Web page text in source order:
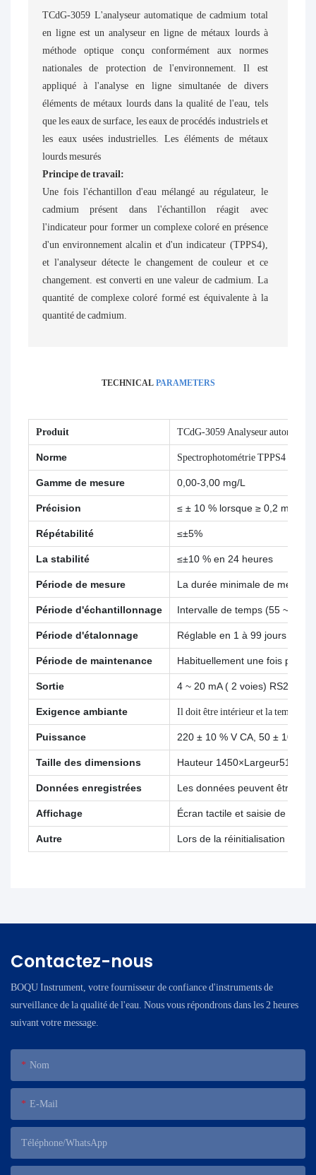
TCdG-3059 L'analyseur automatique de cadmium total
en ligne est un analyseur en ligne de métaux lourds à
méthode optique conçu conformément aux normes
nationales de protection de l'environnement. Il est
appliqué à l'analyse en ligne simultanée de divers
éléments de métaux lourds dans la qualité de l'eau, tels
que les eaux de surface, les eaux de procédés industriels et
les eaux usées industrielles. Les éléments de métaux
lourds mesurés
Principe de travail:
Une fois l'échantillon d'eau mélangé au régulateur, le
cadmium présent dans l'échantillon réagit avec
l'indicateur pour former un complexe coloré en présence
d'un environnement alcalin et d'un indicateur (TPPS4),
et l'analyseur détecte le changement de couleur et ce
changement. est converti en une valeur de cadmium. La
quantité de complexe coloré formé est équivalente à la
quantité de cadmium.
TECHNICAL PARAMETERS
Produit TCdG-3059 Analyseur
Norme Spectrophotométrie TPPS4
Gamme de mesure 0,00-3,00 mg/L
Précision ≤ ± 10 % lorsque ≥ 0,2 mg/L ;
Répétabilité ≤±5%
La stabilité ≤±10 % en 24 heures
Période de mesure La durée minimale de
Période d'échantillonnage Intervalle de temps (55 ~
Période d'étalonnage Réglable en 1 à 99 jours ;
Période de maintenance Habituellement une fois par
Sortie 4 ~ 20 mA ( 2 voies)
Exigence ambiante Il doit être intérieur et la
Puissance 220 ± 10 % V CA, 50 ± 10 %
Taille des dimensions Hauteur
Données enregistrées Les données peuvent être
Affichage Écran tactile et saisie de
Autre Lors de la réinitialisation
Contactez-nous
BOQU Instrument, votre fournisseur de confiance d'instruments de
surveillance de la qualité de l'eau. Nous vous répondrons dans les 2 heures
suivant votre message.
Nom
E-Mail
Téléphone/WhatsApp